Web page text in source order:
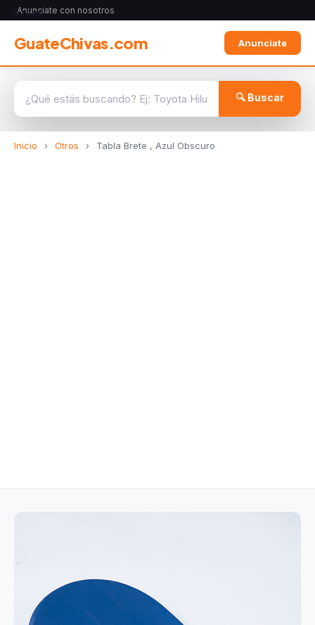
Anunciate con nosotros
GuateChivas.com Anunciate
🔍 Buscar
Inicio › Otros › Tabla Brete , Azul Obscuro
OTROS